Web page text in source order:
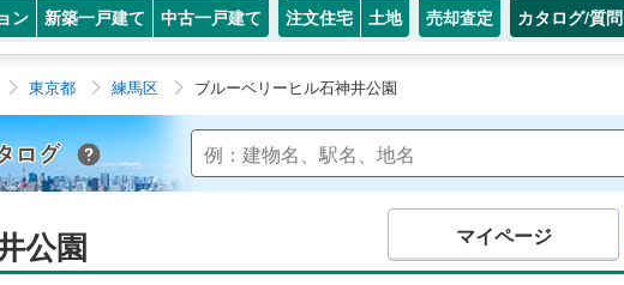
ン 新築一戸建て 中古一戸建て 注文住宅 土地 売却査定 カタログ/質問
東京都 練馬区 ブルーベリーヒル石神井公園
Yahoo!不動産 マンションカタログ
公園 マイページ